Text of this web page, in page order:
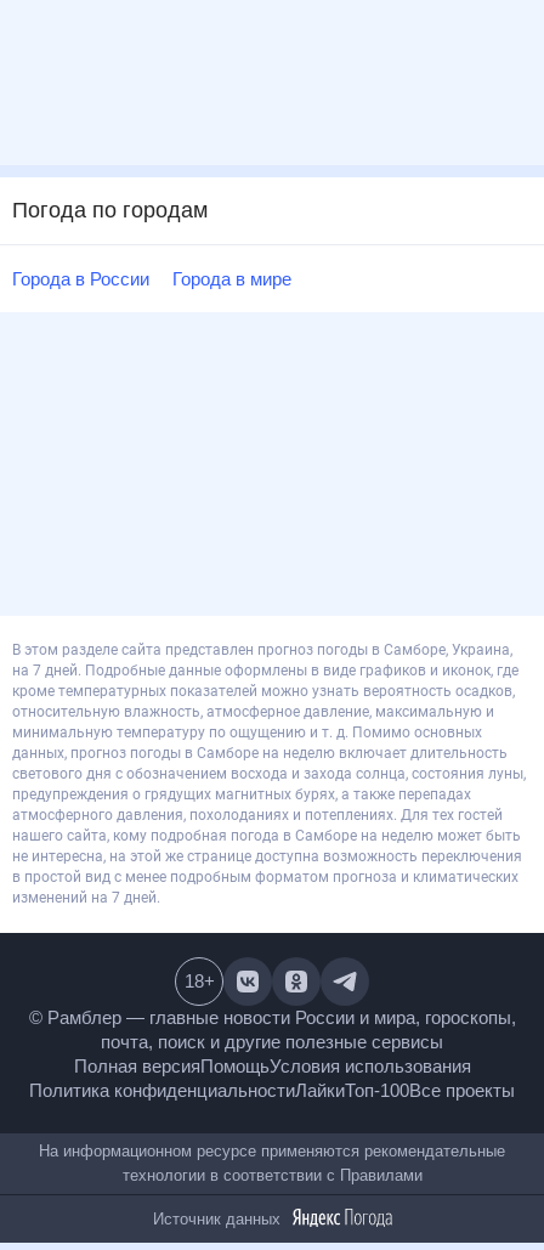
Погода по городам
Города в России Города в мире
В этом разделе сайта представлен прогноз погоды в Самборе, Украина,
на 7 дней. Подробные данные оформлены в виде графиков и иконок, где
кроме температурных показателей можно узнать вероятность осадков,
относительную влажность, атмосферное давление, максимальную и
минимальную температуру по ощущению и т. д. Помимо основных
данных, прогноз погоды в Самборе на неделю включает длительность
светового дня с обозначением восхода и захода солнца, состояния луны,
предупреждения о грядущих магнитных бурях, а также перепадах
атмосферного давления, похолоданиях и потеплениях. Для тех гостей
нашего сайта, кому подробная погода в Самборе на неделю может быть
не интересна, на этой же странице доступна возможность переключения
в простой вид с менее подробным форматом прогноза и климатических
изменений на 7 дней.
© Рамблер — главные новости России и мира,
гороскопы, почта, поиск и другие полезные сервисы
Полная версияПомощьУсловия использования
Политика конфиденциальностиЛайкиТоп-100
18+
На информационном ресурсе применяются
рекомендательные технологии в соответствии сПравилами
Источник данных